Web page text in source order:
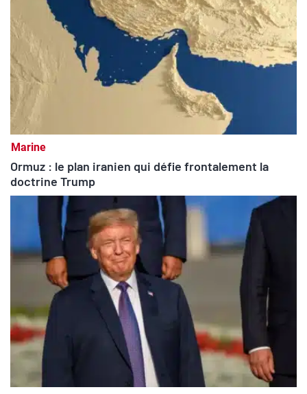
Marine
Ormuz : le plan iranien qui défie frontalement la
doctrine Trump